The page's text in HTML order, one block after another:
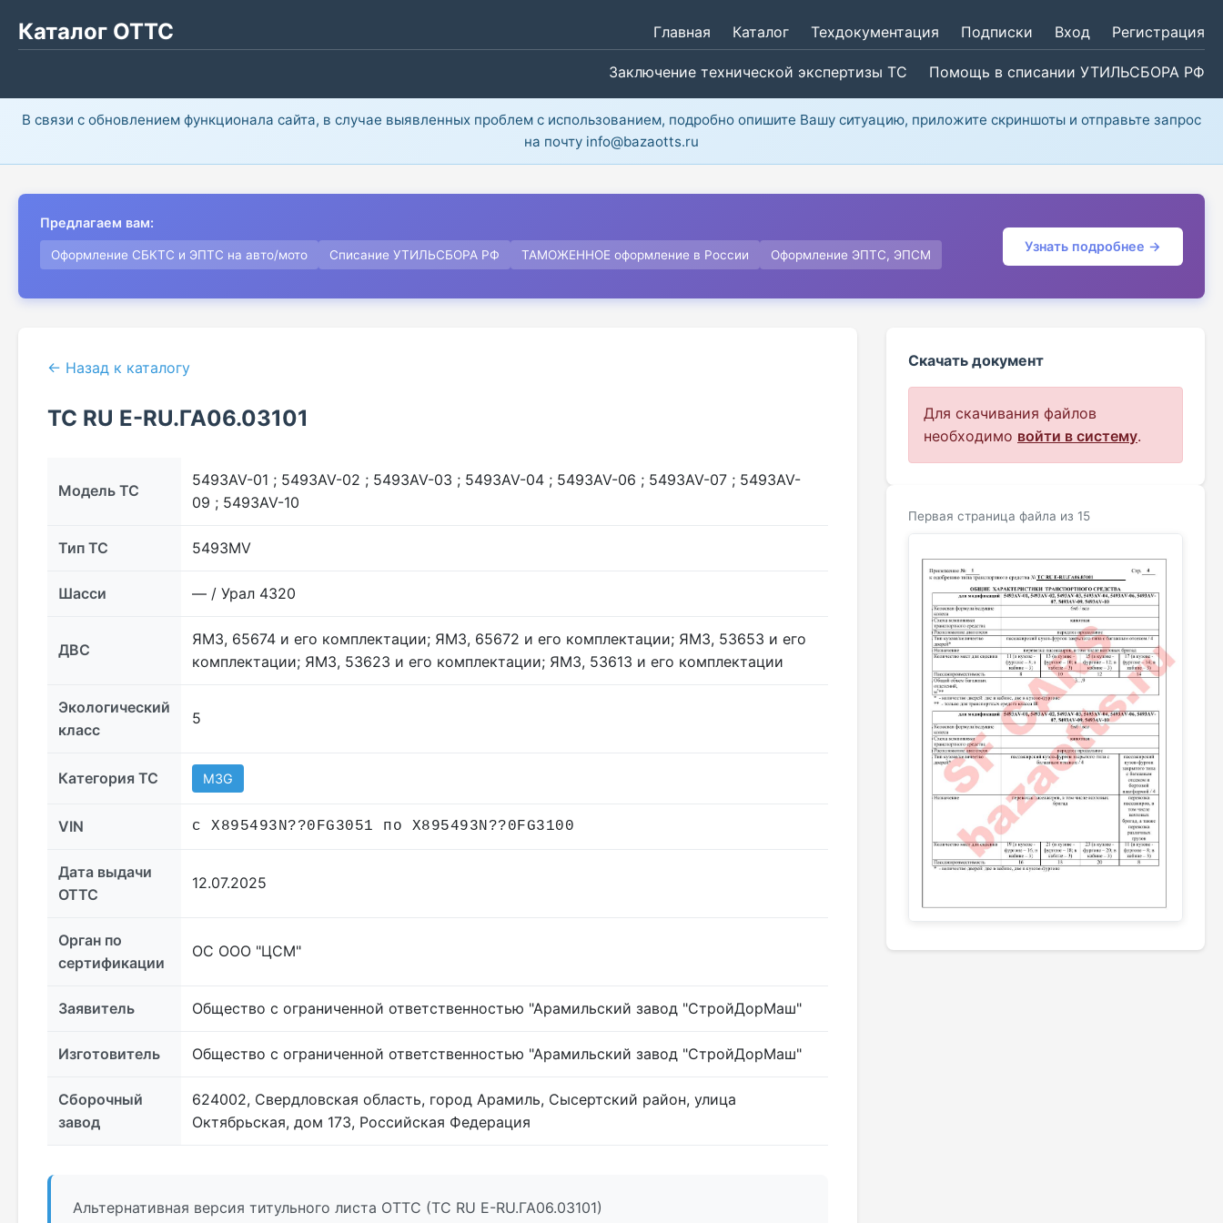
Каталог ОТТС Главная Каталог Техдокументация Подписки Вход Регистрация
Заключение технической экспертизы ТС Помощь в списании УТИЛЬСБОРА РФ
В связи с обновлением функционала сайта, в случае выявленных проблем с использованием, подробно опишите Вашу ситуацию, приложите скриншоты и отправьте запрос
на почту info@bazaotts.ru
Предлагаем вам:
Оформление СБКТС и ЭПТС на авто/мото Списание УТИЛЬСБОРА РФ ТАМОЖЕННОЕ оформление в России Оформление ЭПТС, ЭПСМ
Узнать подробнее →
← Назад к каталогу
ТС RU Е-RU.ГА06.03101
Модель ТС
5493AV-01 ; 5493AV-02 ; 5493AV-03 ; 5493AV-04 ; 5493AV-06 ; 5493AV-07 ; 5493AV-
09 ; 5493AV-10
Тип ТС 5493МV
Шасси — / Урал 4320
ДВС
ЯМЗ, 65674 и его комплектации; ЯМЗ, 65672 и его комплектации; ЯМЗ, 53653 и его
комплектации; ЯМЗ, 53623 и его комплектации; ЯМЗ, 53613 и его комплектации
Экологический
класс
5
Категория ТС M3G
VIN с X895493N??0FG3051 по X895493N??0FG3100
Дата выдачи
ОТТС
12.07.2025
Орган по
сертификации
ОС ООО "ЦСМ"
Заявитель Общество с ограниченной ответственностью "Арамильский завод "СтройДорМаш"
Изготовитель Общество с ограниченной ответственностью "Арамильский завод "СтройДорМаш"
Сборочный
завод
624002, Свердловская область, город Арамиль, Сысертский район, улица
Октябрьская, дом 173, Российская Федерация
Альтернативная версия титульного листа ОТТС (ТС RU Е-RU.ГА06.03101)
Скачать документ
Для скачивания файлов
необходимо войти в систему.
Первая страница файла из 15